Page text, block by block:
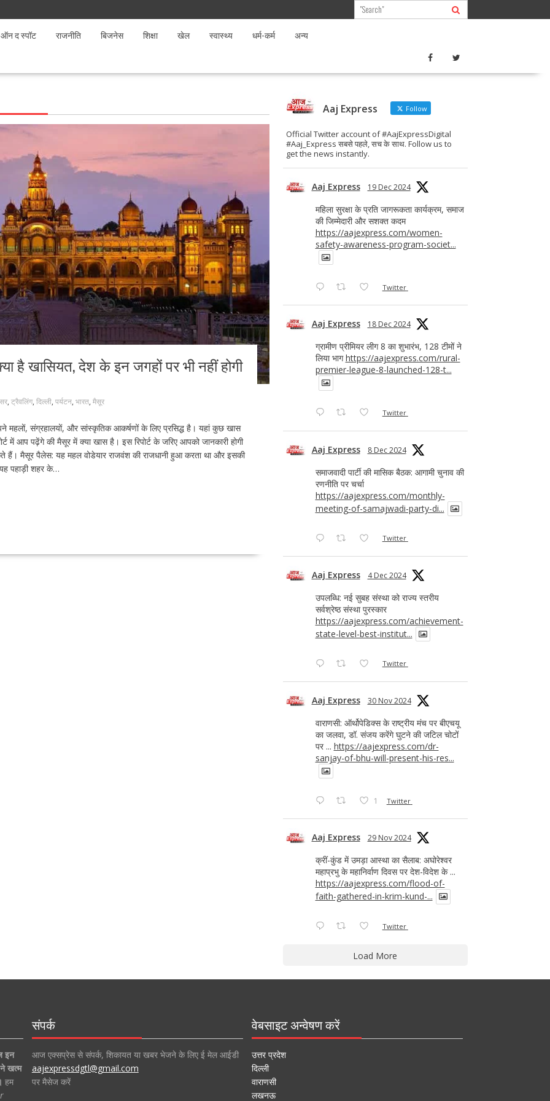
ऑन द स्पॉट राजनीति बिजनेस शिक्षा खेल स्वास्थ्य धर्म-कर्म अन्य
है खासियत, देश के इन जगहों पर भी नहीं होगी
, ट्रैवलिंग, दिल्ली, पर्यटन, भारत, मैसूर
संग्रहालयों, और सांस्कृतिक आकर्षणों के लिए प्रसिद्ध है। यहां कुछ खास
में आप पढ़ेंगे की मैसूर में क्या खास है। इस रिपोर्ट के जरिए आपको जानकारी होगी
मैसूर पैलेस: यह महल वोडेयार राजवंश की राजधानी हुआ करता था और इसकी
पहाड़ी शहर के…
Aaj Express Follow
Official Twitter account of #AajExpressDigital
#Aaj_Express सबसे पहले, सच के साथ. Follow us to
get the news instantly.
Aaj Express 19 Dec 2024
महिला सुरक्षा के प्रति जागरूकता कार्यक्रम, समाज
की जिम्मेदारी और सशक्त कदम
https://aajexpress.com/women-
safety-awareness-program-societ...
Twitter
Aaj Express 18 Dec 2024
ग्रामीण प्रीमियर लीग 8 का शुभारंभ, 128 टीमों ने
लिया भागhttps://aajexpress.com/rural-
premier-league-8-launched-128-t...
Twitter
Aaj Express 8 Dec 2024
समाजवादी पार्टी की मासिक बैठक: आगामी चुनाव की
रणनीति पर चर्चा
https://aajexpress.com/monthly-
meeting-of-samajwadi-party-di...
Twitter
Aaj Express 4 Dec 2024
उपलब्धि: नई सुबह संस्था को राज्य स्तरीय
सर्वश्रेष्ठ संस्था पुरस्कार
https://aajexpress.com/achievement-
state-level-best-institut...
Twitter
Aaj Express 30 Nov 2024
वाराणसी: ऑर्थोपेडिक्स के राष्ट्रीय मंच पर बीएचयू
का जलवा, डॉ. संजय करेंगे घुटने की जटिल चोटों
पर ... https://aajexpress.com/dr-
sanjay-of-bhu-will-present-his-res...
1 Twitter
Aaj Express 29 Nov 2024
क्रीं-कुंड में उमड़ा आस्था का सैलाब: अघोरेश्वर
महाप्रभु के महानिर्वाण दिवस पर देश-विदेश के ...
https://aajexpress.com/flood-of-
faith-gathered-in-krim-kund-...
Twitter
Load More
इन
खत्म
हम
संपर्क
आज एक्सप्रेस से संपर्क, शिकायत या खबर भेजने के लिए ई मेल आईडी
aajexpressdgtl@gmail.com
पर मैसेज करें
वेबसाइट अन्वेषण करें
उत्तर प्रदेश
दिल्ली
वाराणसी
लखनऊ